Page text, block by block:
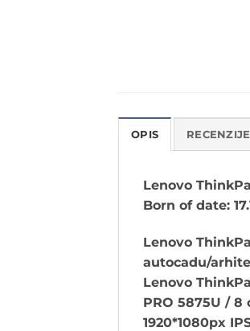
OPIS
Lenovo
Born of date:
Lenovo
autocadu/
Lenovo
PRO 5875U / 8
1920*1080px